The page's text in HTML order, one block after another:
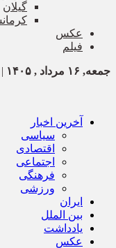
گیلان
عکس
فیلم
جمعه, ۱۶ مرداد , ۱۴۰۵ |
آخرین اخبار
سیاسی
اقتصادی
اجتماعی
فرهنگی
ورزشی
ایران
بین الملل
یادداشت
عکس